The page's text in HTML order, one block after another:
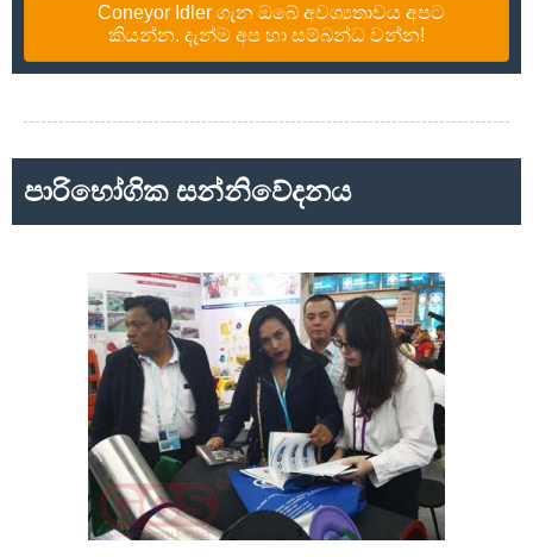
Coneyor Idler ගැන ඔබේ අවශ්‍යතාවය අපට
කියන්න. දැන්ම අප හා සම්බන්ධ වන්න!
පාරිභෝගික සන්නිවේදනය